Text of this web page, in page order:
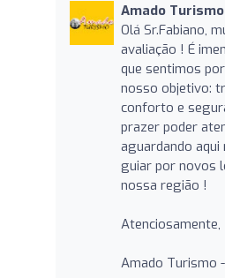
Amado Turismo
Olá Sr.Fabiano,
avaliação ! É
que sentimos
nosso objetivo:
conforto e
prazer poder
aguardando
guiar por novos
nossa região !
Atenciosamente,
Amado Turismo